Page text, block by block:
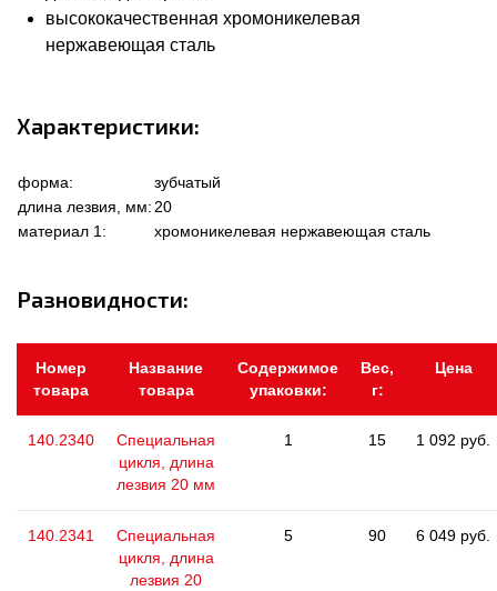
высококачественная хромоникелевая
нержавеющая сталь
Характеристики:
форма:
зубчатый
длина лезвия, мм: 20
материал 1:
хромоникелевая нержавеющая сталь
Разновидности:
Номер
товара
Название
товара
Содержимое
упаковки:
Вес,
г:
Цена
140.2340
Специальная
цикля, длина
лезвия 20 мм
1 15 1 092 руб.
140.2341
Специальная
цикля, длина
лезвия 20
5 90 6 049 руб.